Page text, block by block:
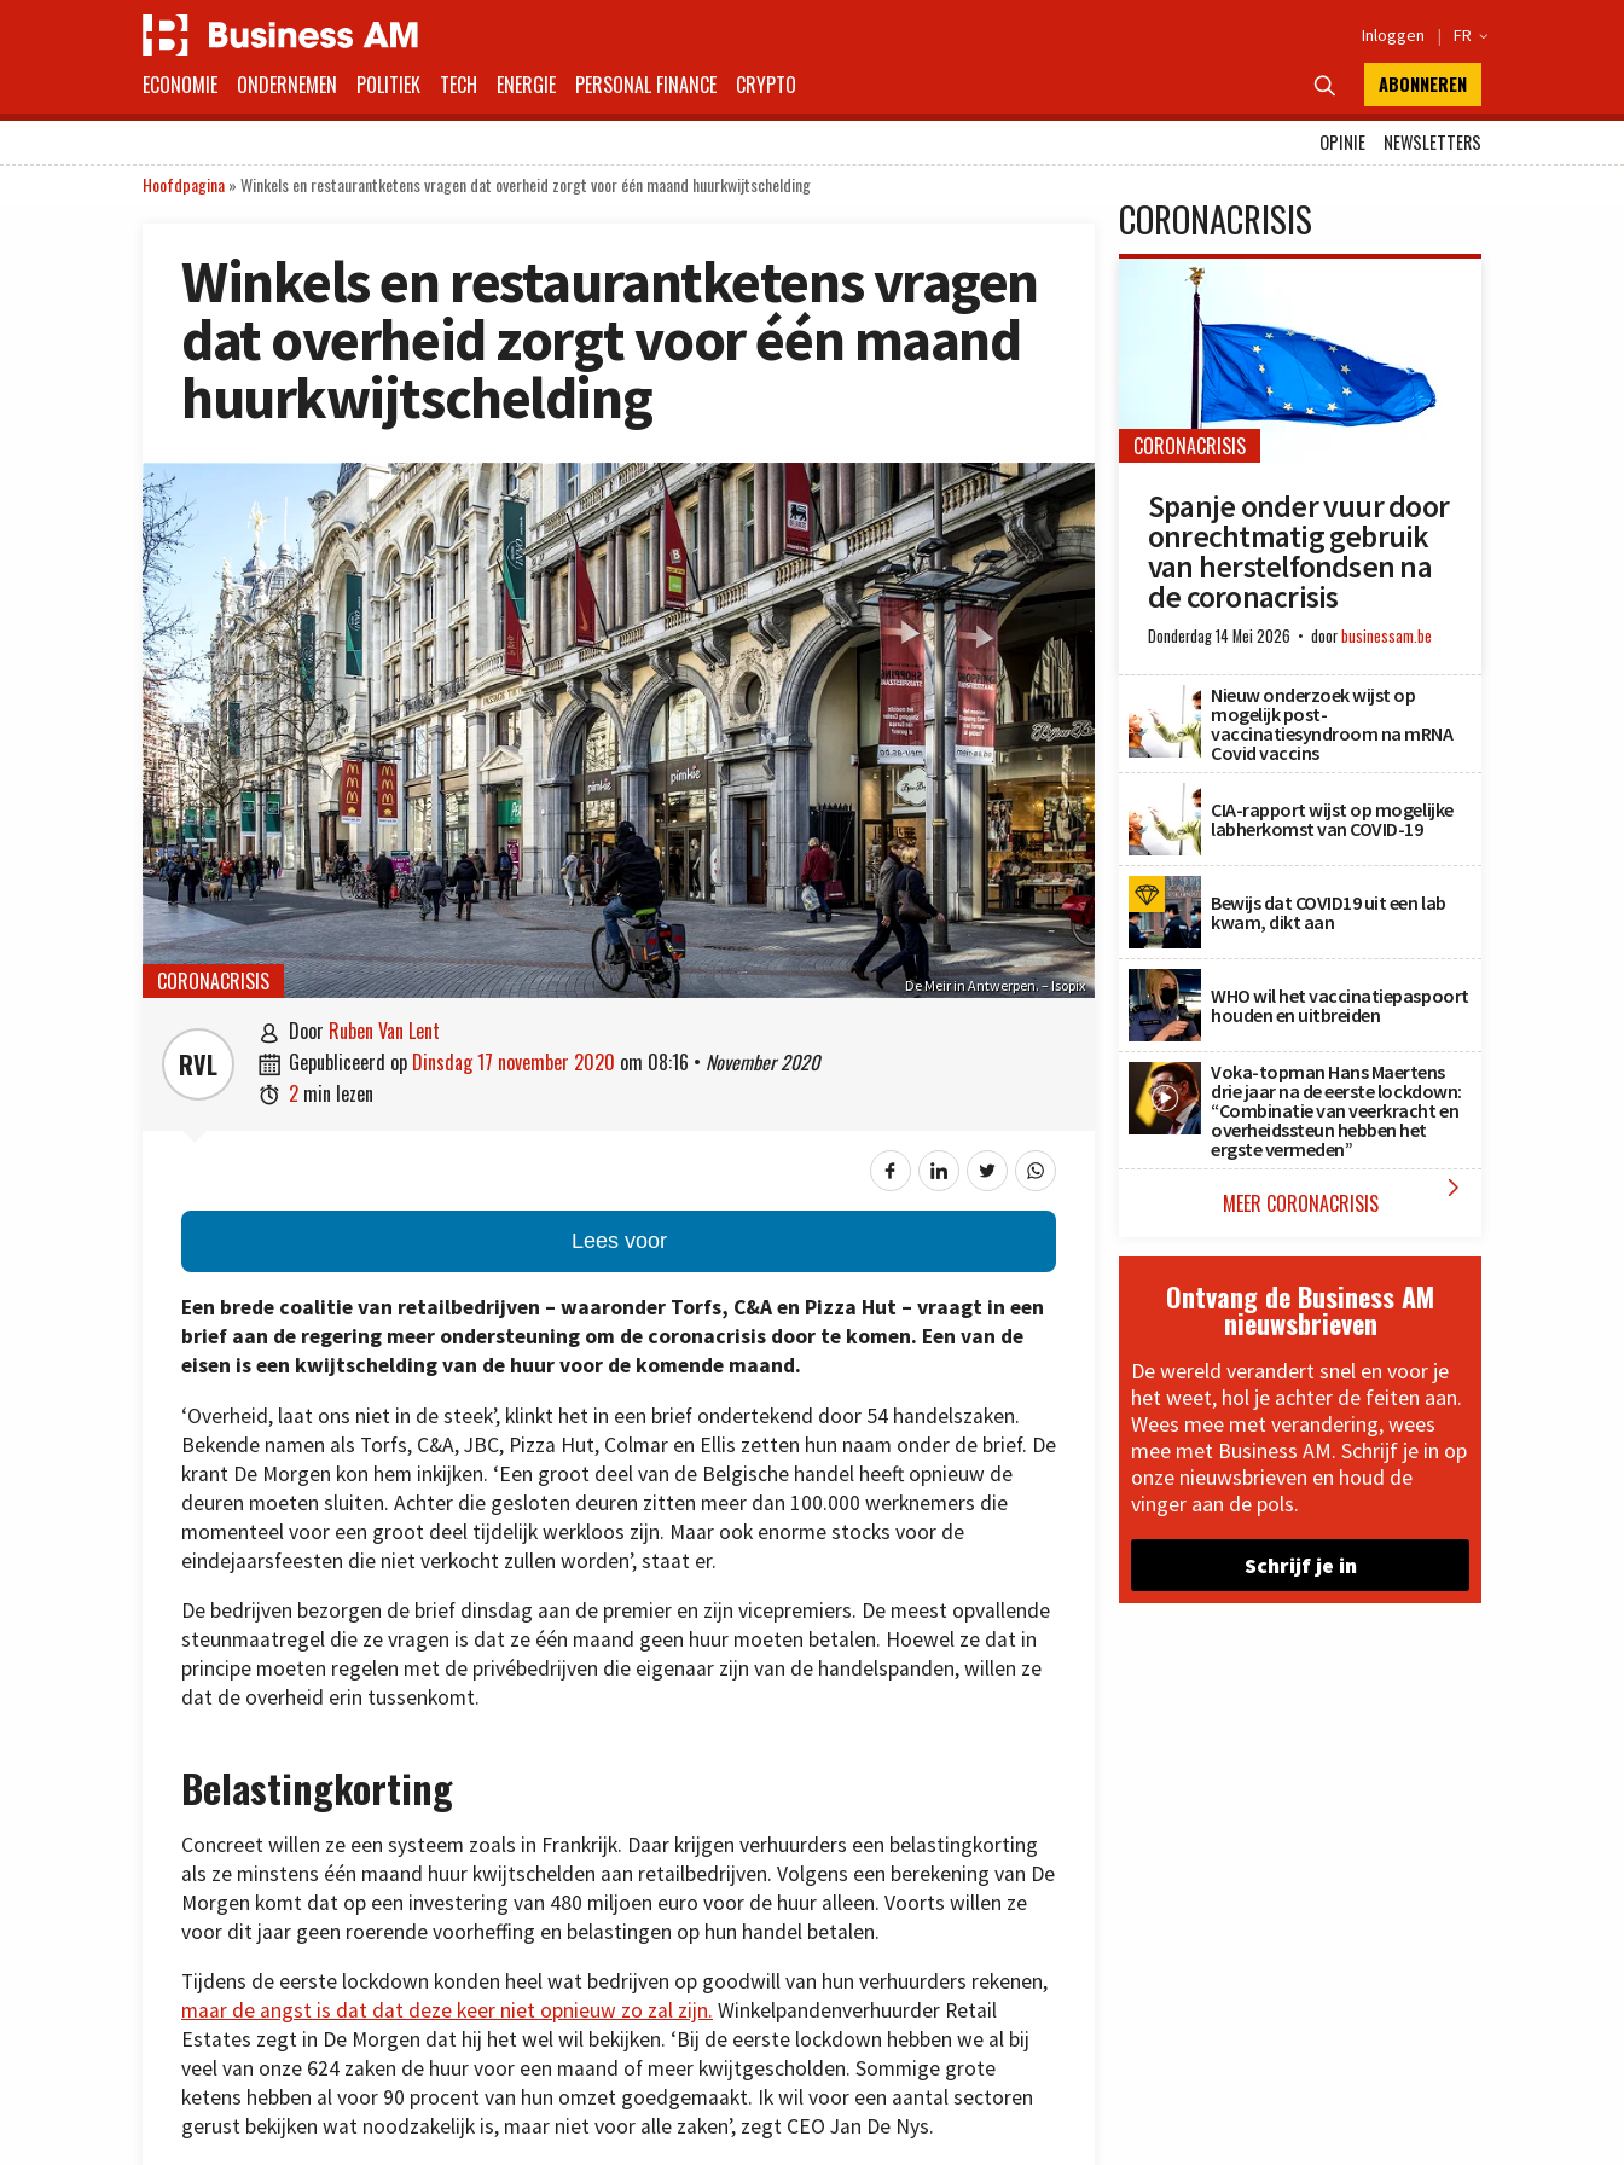
Inloggen | FR 
ECONOMIE ONDERNEMEN POLITIEK TECH ENERGIE PERSONAL FINANCE CRYPTO  ABONNEREN
OPINIE
NEWSLETTERS
Hoofdpagina»Winkels en restaurantketens vragen dat overheid zorgt voor één maand huurkwijtschelding
Winkels en restaurantketens vragen
dat overheid zorgt voor één maand
huurkwijtschelding
De Meir in Antwerpen. – Isopix
CORONACRISIS
RVL
 door Ruben Van Lent
 gepubliceerd op dinsdag 17 november 2020 om 08:16 • November 2020
 2 min lezen
Lees voor
Een brede coalitie van retailbedrijven – waaronder Torfs, C&A en Pizza Hut – vraagt in een
brief aan de regering meer ondersteuning om de coronacrisis door te komen. Een van de
eisen is een kwijtschelding van de huur voor de komende maand.
‘Overheid, laat ons niet in de steek’, klinkt het in een brief ondertekend door 54 handelszaken.
Bekende namen als Torfs, C&A, JBC, Pizza Hut, Colmar en Ellis zetten hun naam onder de brief. De
krant De Morgen kon hem inkijken. ‘Een groot deel van de Belgische handel heeft opnieuw de
deuren moeten sluiten. Achter die gesloten deuren zitten meer dan 100.000 werknemers die
momenteel voor een groot deel tijdelijk werkloos zijn. Maar ook enorme stocks voor de
eindejaarsfeesten die niet verkocht zullen worden’, staat er.
De bedrijven bezorgen de brief dinsdag aan de premier en zijn vicepremiers. De meest opvallende
steunmaatregel die ze vragen is dat ze één maand geen huur moeten betalen. Hoewel ze dat in
principe moeten regelen met de privébedrijven die eigenaar zijn van de handelspanden, willen ze
dat de overheid erin tussenkomt.
Belastingkorting
Concreet willen ze een systeem zoals in Frankrijk. Daar krijgen verhuurders een belastingkorting
als ze minstens één maand huur kwijtschelden aan retailbedrijven. Volgens een berekening van De
Morgen komt dat op een investering van 480 miljoen euro voor de huur alleen. Voorts willen ze
voor dit jaar geen roerende voorheffing en belastingen op hun handel betalen.
Tijdens de eerste lockdown konden heel wat bedrijven op goodwill van hun verhuurders rekenen,
maar de angst is dat dat deze keer niet opnieuw zo zal zijn. Winkelpandenverhuurder Retail
Estates zegt in De Morgen dat hij het wel wil bekijken. ‘Bij de eerste lockdown hebben we al bij
veel van onze 624 zaken de huur voor een maand of meer kwijtgescholden. Sommige grote
ketens hebben al voor 90 procent van hun omzet goedgemaakt. Ik wil voor een aantal sectoren
gerust bekijken wat noodzakelijk is, maar niet voor alle zaken’, zegt CEO Jan De Nys.
CORONACRISIS
CORONACRISIS
Spanje onder vuur door
onrechtmatig gebruik
van herstelfondsen na
de coronacrisis
Donderdag 14 Mei 2026 doorbusinessam.be
Nieuw onderzoek wijst op
mogelijk post-
vaccinatiesyndroom na mRNA
Covid vaccins
CIA-rapport wijst op mogelijke
labherkomst van COVID-19
Bewijs dat COVID19 uit een lab
kwam, dikt aan
WHO wil het vaccinatiepaspoort
houden en uitbreiden
Voka-topman Hans Maertens
drie jaar na de eerste lockdown:
“Combinatie van veerkracht en
overheidssteun hebben het
ergste vermeden”
MEER CORONACRISIS 
Ontvang de Business AM
nieuwsbrieven
De wereld verandert snel en voor je
het weet, hol je achter de feiten aan.
Wees mee met verandering, wees
mee met Business AM. Schrijf je in op
onze nieuwsbrieven en houd de
vinger aan de pols.
Schrijf je in